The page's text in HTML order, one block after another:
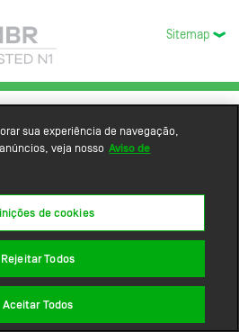
Sitemap
sua experiência de navegação,
veja nosso Aviso de
de cookies
Rejeitar Todos
Aceitar Todos